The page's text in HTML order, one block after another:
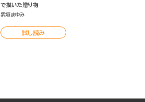
で描いた贈り物
紫垣まゆみ
試し読み